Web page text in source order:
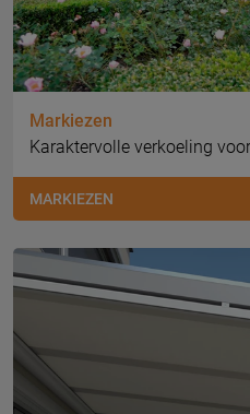
Markiezen
Karaktervolle verkoeling
MARKIEZEN